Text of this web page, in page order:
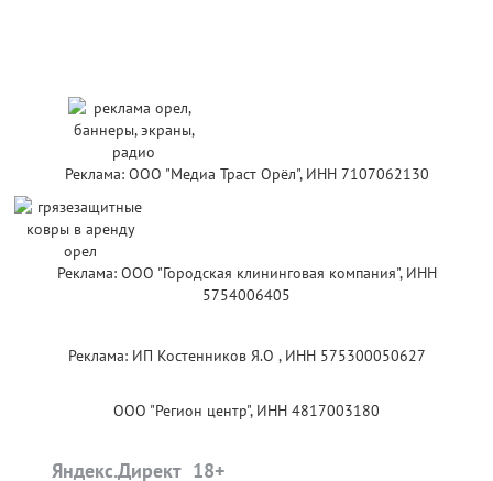
Реклама: ООО "Медиа Траст Орёл", ИНН 7107062130
Реклама: ООО "Городская клининговая компания", ИНН
5754006405
Реклама: ИП Костенников Я.О , ИНН 575300050627
ООО "Регион центр", ИНН 4817003180
Яндекс.Директ